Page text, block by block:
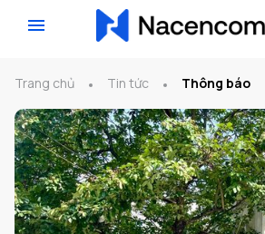
Trang chủ Tin tức Thông báo